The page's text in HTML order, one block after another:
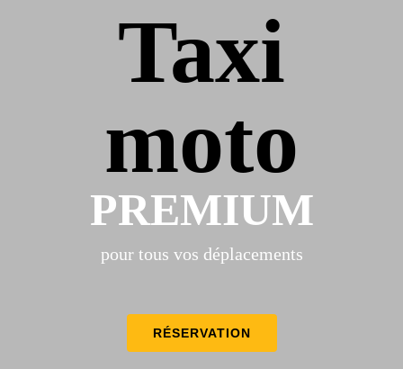
Taxi
moto
PREMIUM
pour tous vos déplacements
RÉSERVATION